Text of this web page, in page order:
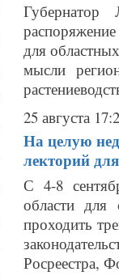
Губернатор
для
мысли
25 августа
На целую
лекторий
С 4-8
области для
проходить
Росреестра,